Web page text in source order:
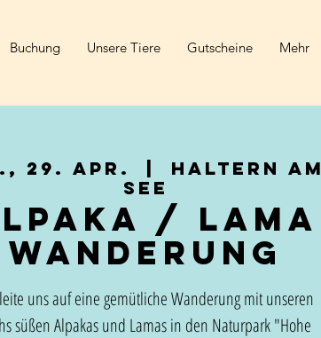
Buchung Unsere Tiere Gutscheine Mehr
29. Apr.
Haltern am
See
/ Lama
Wanderung
uns auf eine gemütliche Wanderung mit unseren
süßen Alpakas und Lamas in den Naturpark "Hohe